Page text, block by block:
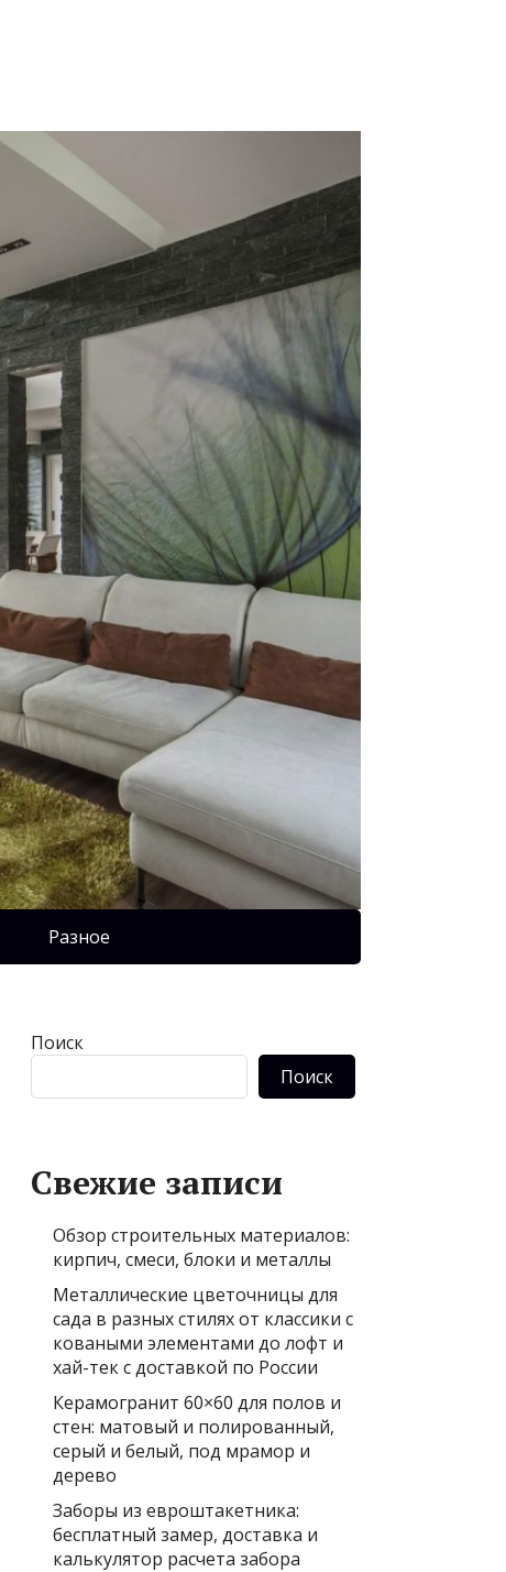
Разное
Поиск
Поиск
Свежие записи
Обзор строительных материалов:
кирпич, смеси, блоки и металлы
Металлические цветочницы для
сада в разных стилях от классики с
коваными элементами до лофт и
хай-тек с доставкой по России
Керамогранит 60×60 для полов и
стен: матовый и полированный,
серый и белый, под мрамор и
дерево
Заборы из евроштакетника:
бесплатный замер, доставка и
калькулятор расчета забора